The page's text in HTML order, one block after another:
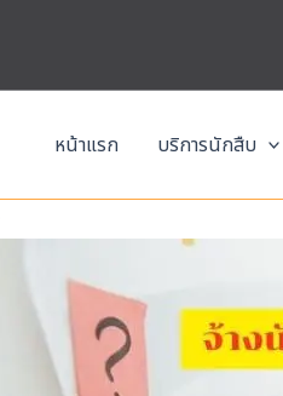
หน้าแรก บริการนักสืบ